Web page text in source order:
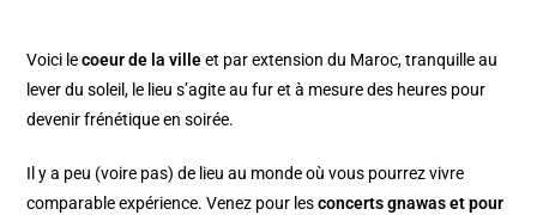
Voici lecoeur de la villeet par extension du Maroc, tranquille au
lever du soleil, le lieu s’agite au fur et à mesure des heures pour
devenir frénétique en soirée.
Il y a peu (voire pas) de lieu au monde où vous pourrez vivre
comparable expérience. Venez pour lesconcerts gnawas et pour